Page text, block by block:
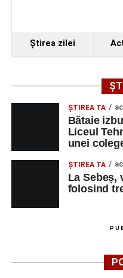
Ştirea zilei
ŞTIREA TA
Bătaie
Liceul
unei
ŞTIREA TA
La Sebeș,
folosind